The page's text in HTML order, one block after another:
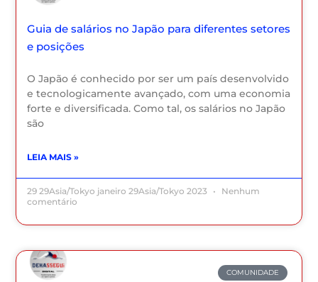
Guia de salários no Japão para diferentes setores
e posições
O Japão é conhecido por ser um país desenvolvido
e tecnologicamente avançado, com uma economia
forte e diversificada. Como tal, os salários no Japão
são
LEIA MAIS »
29 29Asia/Tokyo janeiro 29Asia/Tokyo 2023
Nenhum
comentário
COMUNIDADE